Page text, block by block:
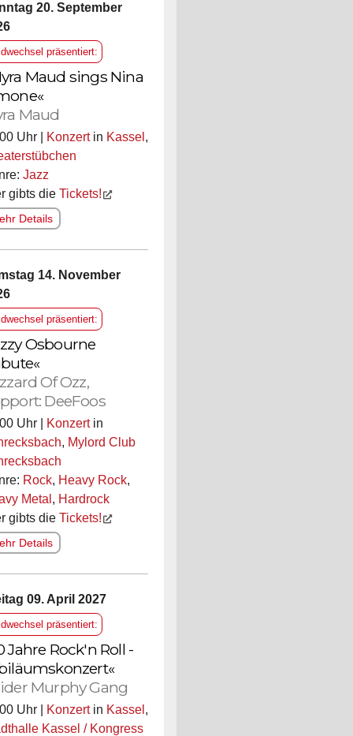
20. September
präsentiert:
Maud sings Nina
Maud
Uhr | Konzertin Kassel ,
Jazz
gibts die Tickets!
Details
14. November
präsentiert:
Osbourne
Of Ozz,
DeeFoos
Uhr | Konzertin
, Mylord Club
Rock, Heavy Rock,
Metal , Hardrock
gibts die Tickets!
Details
09. April 2027
präsentiert:
Jahre Rock'n Roll -
Murphy Gang
Uhr | Konzertin Kassel ,
Kassel / Kongress